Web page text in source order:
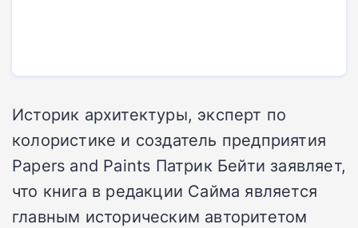
Историк архитектуры, эксперт по
колористике и создатель предприятия
Papers and Paints Патрик Бейти заявляет,
что книга в редакции Сайма является
главным историческим авторитетом